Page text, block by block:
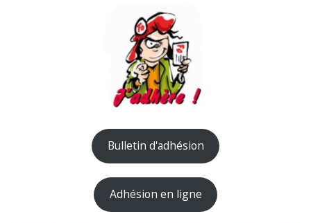
Bulletin d'adhésion
Adhésion en ligne